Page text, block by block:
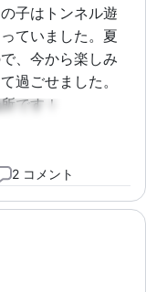
子はトンネル遊
ていました。夏
、今から楽しみ
過ごせました。
です！
2 コメント